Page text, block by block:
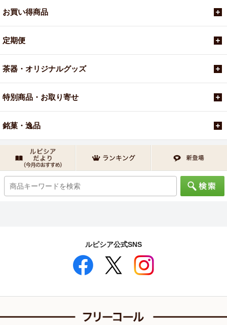
お買い得商品
定期便
茶器・オリジナルグッズ
特別商品・お取り寄せ
銘菓・逸品
ルピシア公式SNS